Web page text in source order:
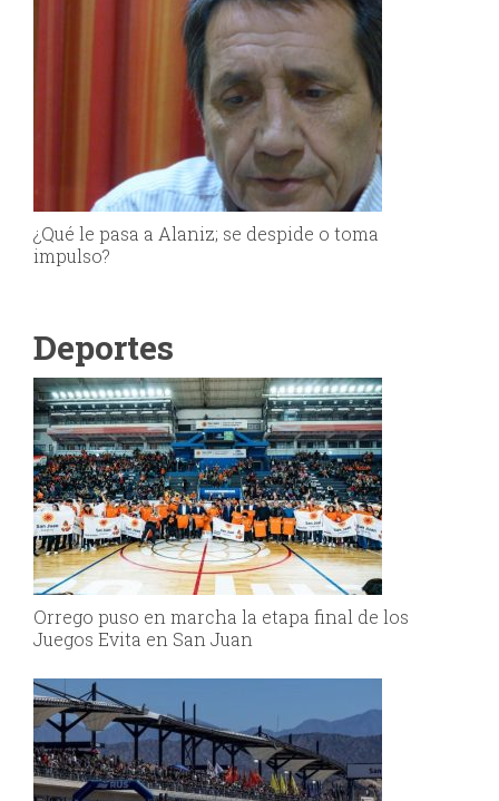
¿Qué le pasa a Alaniz; se despide o toma
impulso?
Deportes
Orrego puso en marcha la etapa final de los
Juegos Evita en San Juan